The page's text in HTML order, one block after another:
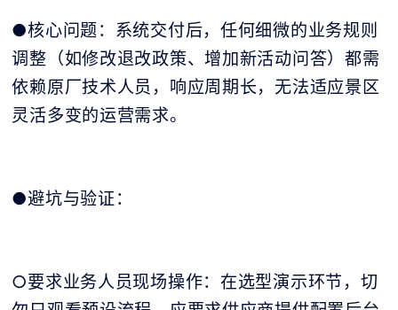
●核心问题：系统交付后，任何细微的业务规则
调整（如修改退改政策、增加新活动问答）都需
依赖原厂技术人员，响应周期长，无法适应景区
灵活多变的运营需求。
●避坑与验证：
○要求业务人员现场操作：在选型演示环节，切